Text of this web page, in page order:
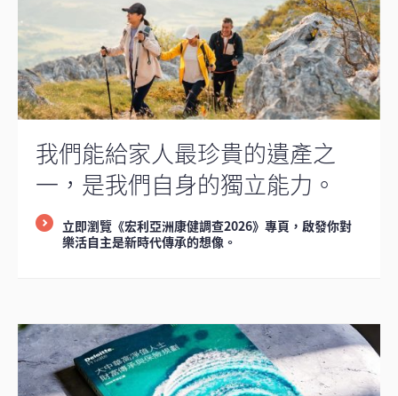
我們能給家人最珍貴的遺產之
一，是我們自身的獨立能力。
立即瀏覽《宏利亞洲康健調查2026》專頁，啟發你對
樂活自主是新時代傳承的想像。